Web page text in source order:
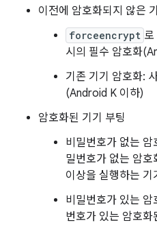
이전에 암호화되지 않은
forceencrypt
시의 필수 암호화
기존 기기 암호화:
(Android K 이하)
암호화된 기기 부팅
비밀번호가 없는 암
밀번호가 없는 암
이상을 실행하는 기
비밀번호가 있는
번호가 있는 암호화